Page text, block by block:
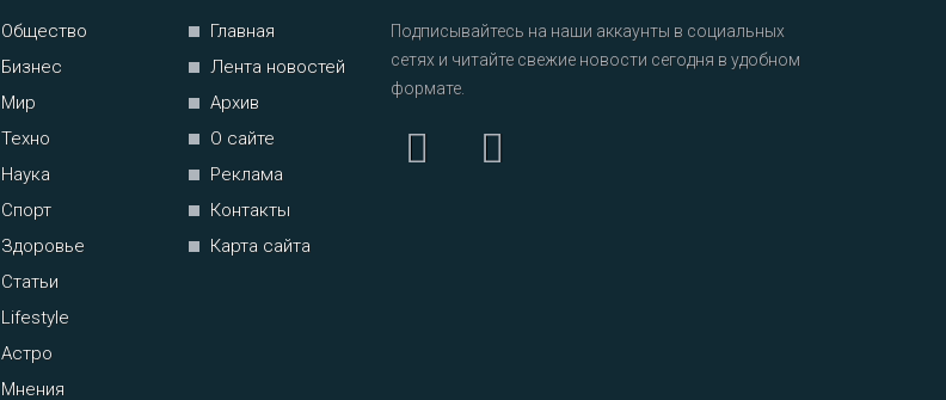
Общество
Бизнес
Мир
Техно
Наука
Спорт
Здоровье
Статьи
Lifestyle
Астро
Мнения
Главная
Лента новостей
Архив
О сайте
Реклама
Контакты
Карта сайта
Подписывайтесь на наши аккаунты в социальных
сетях и читайте свежие новости сегодня в удобном
формате.